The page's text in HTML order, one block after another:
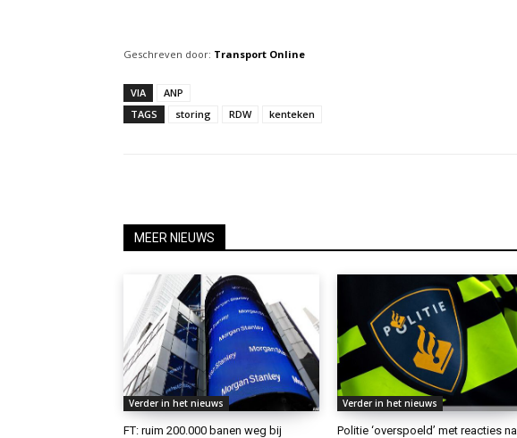
Geschreven door: Transport Online
VIA
ANP
TAGS
storing RDW kenteken
MEER NIEUWS
Verder in het nieuws
FT: ruim 200.000 banen weg bij
Verder in het nieuws
Politie ‘overspoeld’ met reacties na